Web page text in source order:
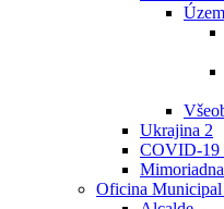
Ukrajina 2
COVID-19
Oficina Municipal